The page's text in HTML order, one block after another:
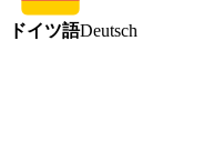
ドイツ語Deutsch